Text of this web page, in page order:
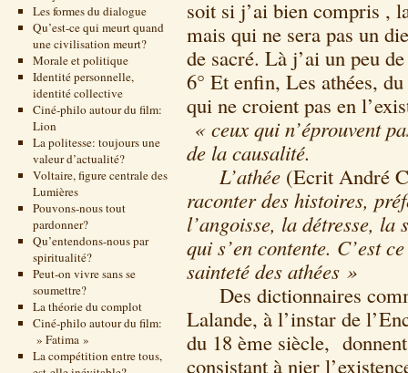
Les formes du dialogue
Qu’est-ce qui meurt quand
une civilisation meurt?
Morale et politique
Identité personnelle,
identité collective
Ciné-philo autour du film:
Lion
La politesse: toujours une
valeur d’actualité?
Voltaire, figure centrale des
Lumières
Pouvons-nous tout
pardonner?
Qu’entendons-nous par
spiritualité?
Peut-on vivre sans se
soumettre?
La théorie du complot
Ciné-philo autour du film:
» Fatima »
La compétition entre tous,
soit si j’ai bien compris ,
mais qui ne sera pas un
de sacré. Là j’ai un peu
6° Et enfin, Les athées,
qui ne croient pas en
« ceux qui n’éprouvent
de la causalité.
L’athée (Ecrit André
raconter des histoires,
l’angoisse, la détresse,
qui s’en contente. C’est
sainteté des athées »
Des dictionnaires
Lalande, à l’instar de
du 18 ème siècle,
consistant à nier